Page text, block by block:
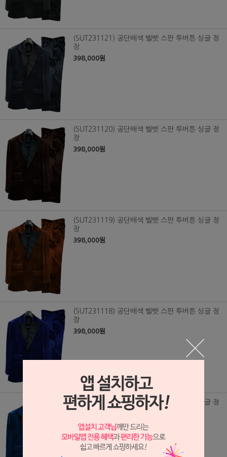
(SUT231121) 공단배색 벨벳 스판 투버튼 싱글 정
장
398,000원
(SUT231120) 공단배색 벨벳 스판 투버튼 싱글 정
장
398,000원
(SUT231119) 공단배색 벨벳 스판 투버튼 싱글 정
장
398,000원
(SUT231118) 공단배색 벨벳 스판 투버튼 싱글 정
장
398,000원
(SUT231117) 공단배색 벨벳 스판 투버튼 싱글 정
장
398,000원